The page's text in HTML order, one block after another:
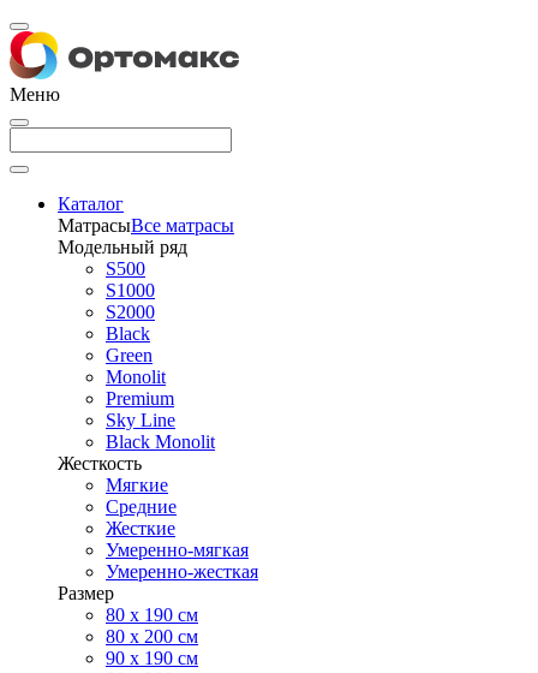
Меню
Каталог
МатрасыВсе матрасы
Модельный ряд
S500
S1000
S2000
Black
Green
Monolit
Premium
Sky Line
Black Monolit
Жесткость
Мягкие
Средние
Жесткие
Умеренно-мягкая
Умеренно-жесткая
Размер
80 х 190 см
80 х 200 см
90 х 190 см